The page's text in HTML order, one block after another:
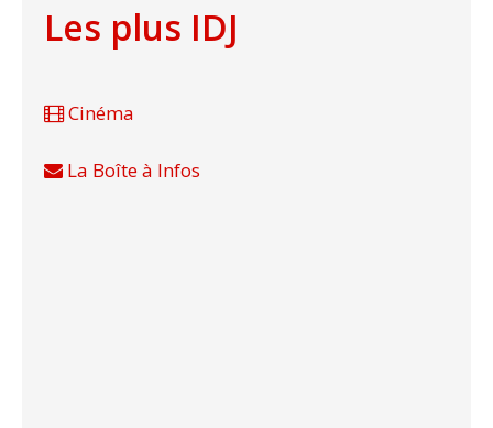
Les plus IDJ
Cinéma
La Boîte à Infos